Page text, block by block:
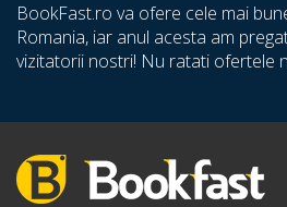
BookFast.ro va ofere cele mai
Romania, iar anul acesta am
vizitatorii nostri! Nu ratati ofertele